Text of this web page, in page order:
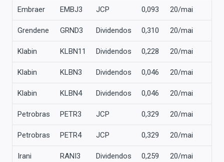
Embraer EMBJ3 JCP 0,093 20/mai
Grendene GRND3 Dividendos 0,310 20/mai
Klabin KLBN11 Dividendos 0,228 20/mai
Klabin KLBN3 Dividendos 0,046 20/mai
Klabin KLBN4 Dividendos 0,046 20/mai
Petrobras PETR3 JCP 0,329 20/mai
Petrobras PETR4 JCP 0,329 20/mai
Irani RANI3 Dividendos 0,259 20/mai